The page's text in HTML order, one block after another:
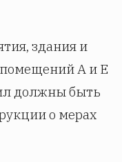
здания и
А и Е
должны быть
о мерах